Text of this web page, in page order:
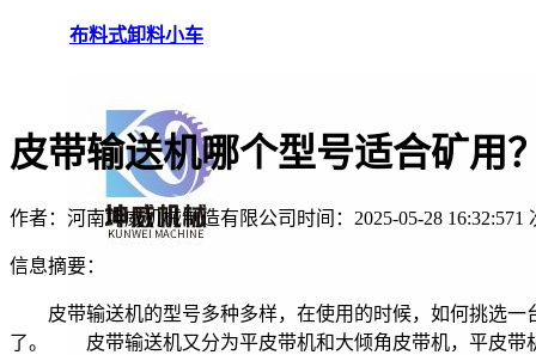
布料式卸料小车
皮带输送机哪个型号适合矿用
作者：河南坤威机械制造有限公司 时间：2025-05-28 16:32:571
信息摘要：
皮带输送机的型号多种多样，在使用的时候，如何挑选一
了。 皮带输送机又分为平皮带机和大倾角皮带机，平皮带